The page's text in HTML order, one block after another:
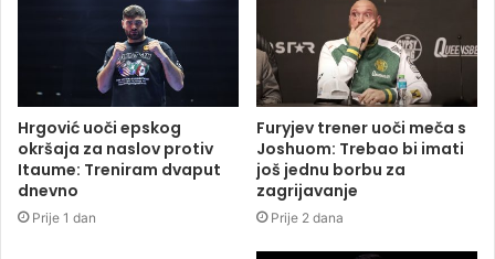
Hrgović uoči epskog
okršaja za naslov protiv
Itaume: Treniram dvaput
dnevno
Prije 1 dan
Furyjev trener uoči meča s
Joshuom: Trebao bi imati
još jednu borbu za
zagrijavanje
Prije 2 dana